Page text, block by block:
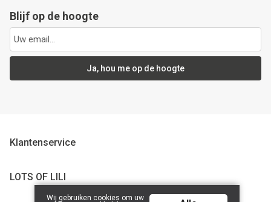
Blijf op de hoogte
Ja, hou me op de hoogte
Klantenservice
LOTS OF LILI
Wij gebruiken cookies om uw